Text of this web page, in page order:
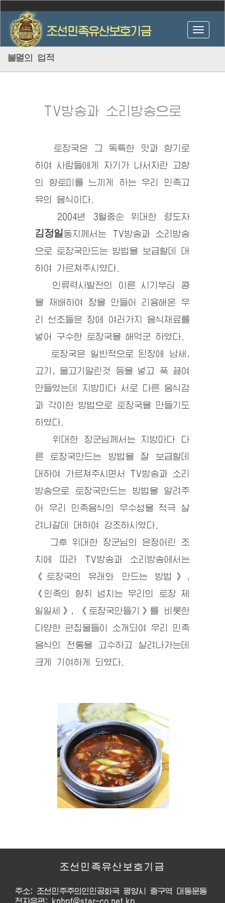
불멸의 업적
TV방송과 소리방송으로
토장국은 그 독특한 맛과 향기로
하여 사람들에게 자기가 나서자란 고향
의 향토미를 느끼게 하는 우리 민족고
유의 음식이다.
2004년 3월중순위대한 령도자
김정일동지 께서는 TV방송과 소리방송
으로 토장국만드는 방법을 보급할데 대
하여 가르쳐주시였다.
인류력사발전의 이른 시기부터 콩
을 재배하여 장을 만들어 리용해온 우
리 선조들은 장에 여러가지 음식재료를
넣어 구수한 토장국을 해먹군 하였다.
토장국은 일반적으로 된장에 남새,
고기, 물고기말린것 등을 넣고 푹 끓여
만들었는데 지방마다 서로 다른 음식감
과 각이한 방법으로 토장국을 만들기도
하였다.
위대한 장군님 께서는 지방마다 다
른 토장국만드는 방법을 잘 보급할데
대하여 가르쳐주시면서 TV방송과 소리
방송으로 토장국만드는 방법을 알려주
어 우리 민족음식의 우수성을 적극 살
려나갈데 대하여 강조하시였다.
그후 위대한 장군님의 은정어린 조
치에 따라 TV방송과 소리방송에서는
《토장국의 유래와 만드는 방법》,
《민족의 향취 넘치는 우리의 토장 제
일일세》, 《토장국만들기》를 비롯한
다양한 편집물들이 소개되여 우리 민족
음식의 전통을 고수하고 살려나가는데
크게 기여하게 되였다.
조선민족유산보호기금
주소: 조선민주주의인민공화국 평양시 중구역 대동문동
전자우편: knhpf@star-co.net.kp